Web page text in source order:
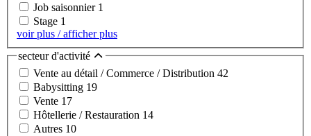
Job saisonnier 1
Stage 1
voir plus / afficher plus
secteur d'activité
Vente au détail / Commerce / Distribution 42
Babysitting 19
Vente 17
Hôtellerie / Restauration 14
Autres 10